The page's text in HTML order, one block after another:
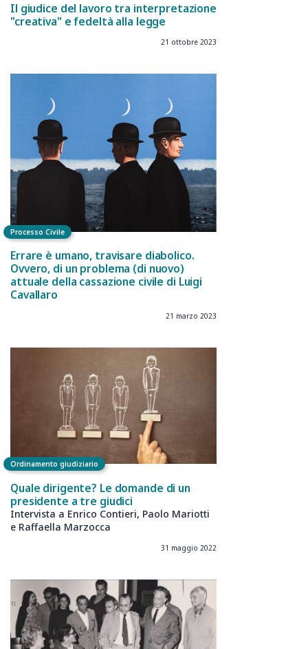
Il giudice del lavoro tra interpretazione
"creativa" e fedeltà alla legge
21 ottobre 2023
Processo Civile
Errare è umano, travisare diabolico.
Ovvero, di un problema (di nuovo)
attuale della cassazione civile di Luigi
Cavallaro
21 marzo 2023
Ordinamento giudiziario
Quale dirigente? Le domande di un
presidente a tre giudici
Intervista a Enrico Contieri, Paolo Mariotti
e Raffaella Marzocca
31 maggio 2022